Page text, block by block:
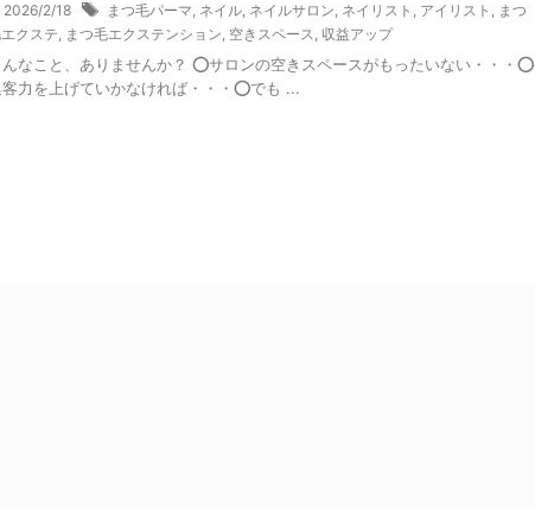
2026/2/18 まつ毛パーマ, ネイル, ネイルサロン, ネイリスト , アイリスト , まつ
クステ, まつ毛エクステンション, 空きスペース, 収益アップ
なこと、ありませんか？ ⭕️サロンの空きスペースがもったいない・・・⭕️
力を上げていかなければ・・・⭕️でも ...